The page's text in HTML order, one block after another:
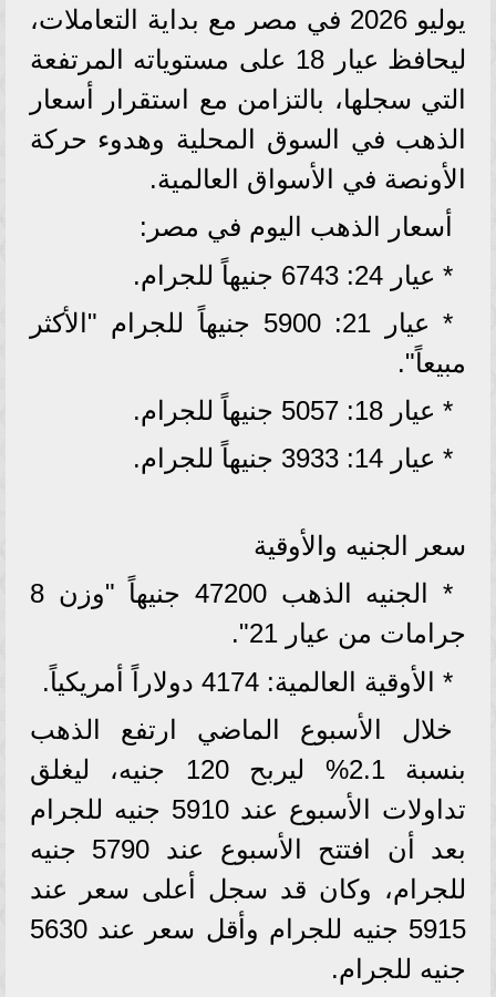
يوليو 2026 في مصر مع بداية التعاملات،
ليحافظ عيار 18 على مستوياته المرتفعة
التي سجلها، بالتزامن مع استقرار أسعار
الذهب في السوق المحلية وهدوء حركة
الأونصة في الأسواق العالمية.
أسعار الذهب اليوم في مصر:
* عيار 24: 6743 جنيهاً للجرام.
* عيار 21: 5900 جنيهاً للجرام "الأكثر
مبيعاً".
* عيار 18: 5057 جنيهاً للجرام.
* عيار 14: 3933 جنيهاً للجرام.
سعر الجنيه والأوقية
* الجنيه الذهب 47200 جنيهاً "وزن 8
جرامات من عيار 21".
* الأوقية العالمية: 4174 دولاراً أمريكياً.
خلال الأسبوع الماضي ارتفع الذهب
بنسبة 2.1% ليربح 120 جنيه، ليغلق
تداولات الأسبوع عند 5910 جنيه للجرام
بعد أن افتتح الأسبوع عند 5790 جنيه
للجرام، وكان قد سجل أعلى سعر عند
5915 جنيه للجرام وأقل سعر عند 5630
جنيه للجرام.